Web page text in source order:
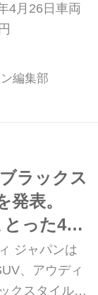
4月26日車両
編集部
ラックス
表。
とった400
ジャパンは
、アウディ
クスタイル